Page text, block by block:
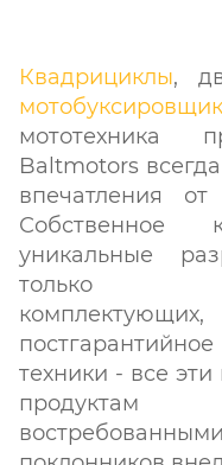
Квадрициклы,
мототехника
Baltmotors
впечатления
Собственное
уникальные
только
техники - все
продуктам